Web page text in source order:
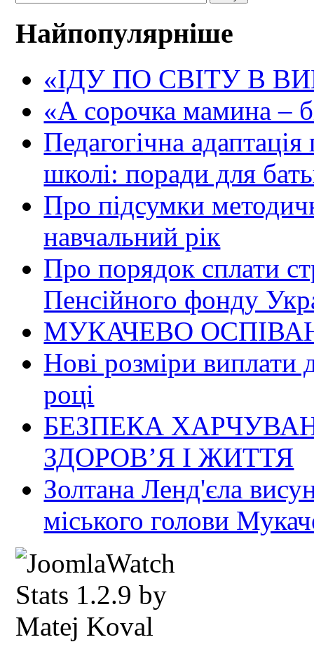
Найпопулярніше
«ІДУ ПО СВІТУ В
«А сорочка мамина –
Педагогічна
школі: поради для
Про підсумки
навчальний рік
Про порядок сплати
Пенсійного фонду
МУКАЧЕВО
Нові розміри виплати
році
БЕЗПЕКА
ЗДОРОВ’Я І ЖИТТЯ
Золтана Ленд'єла
міського голови